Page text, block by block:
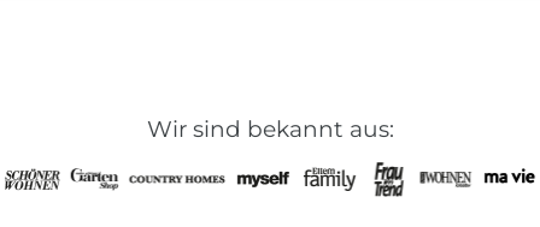
Wir sind bekannt aus: